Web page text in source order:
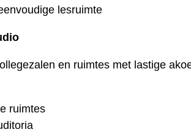
lesruimte
en ruimtes met lastige
ruimtes